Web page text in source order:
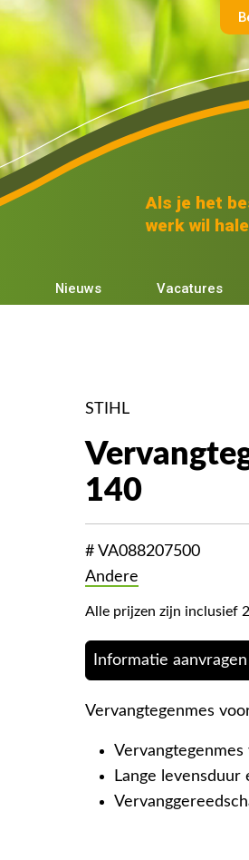
Als je het
werk wil
Nieuws Vacatures
STIHL
140
# VA088207500
Andere
Alle prijzen zijn inclusief
Informatie aanvragen
Vervangtegenmes
Vervangtegenmes
Lange levensduur